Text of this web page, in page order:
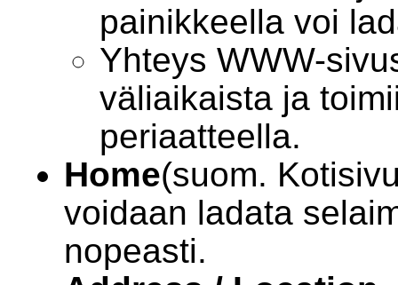
painikkeella voi
Yhteys WWW-
väliaikaista ja
periaatteella.
Home(suom.
voidaan ladata
nopeasti.